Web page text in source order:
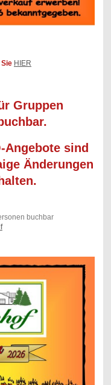
HIER
Gruppen
Angebote sind
Änderungen
buchbar